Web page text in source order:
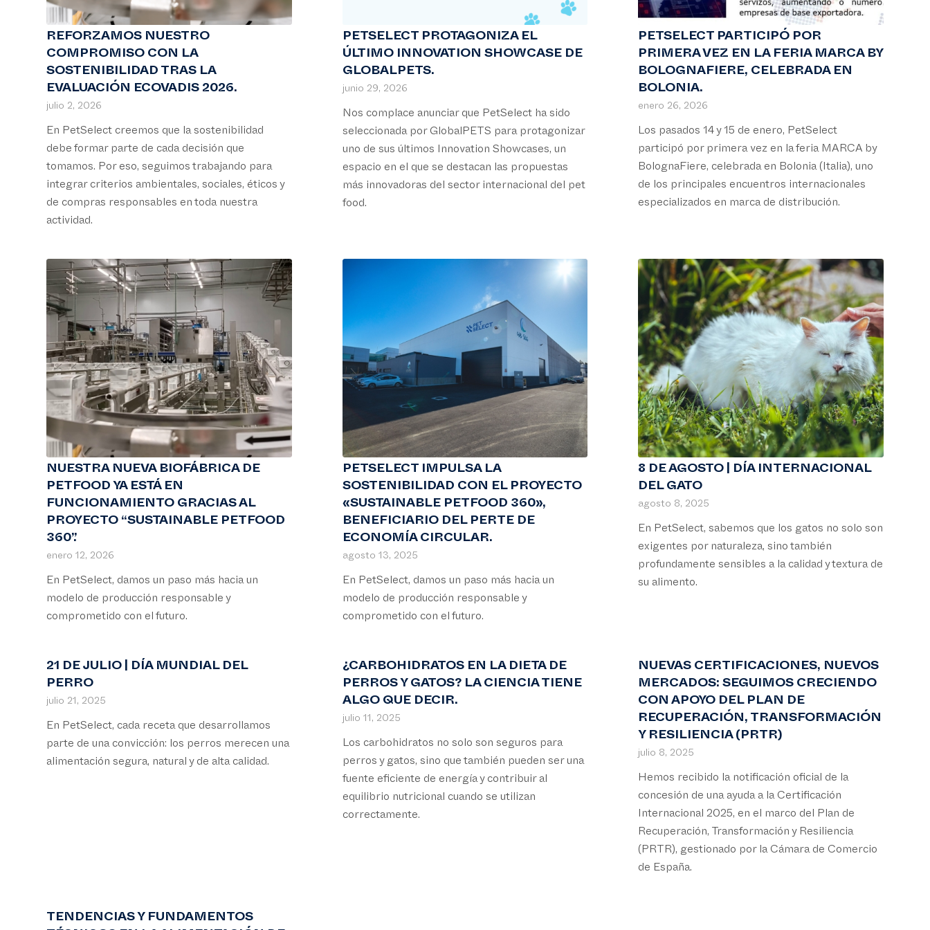
REFORZAMOS NUESTRO
COMPROMISO CON LA
SOSTENIBILIDAD TRAS LA
EVALUACIÓN ECOVADIS 2026.
julio 2, 2026
En PetSelect creemos que la sostenibilidad
debe formar parte de cada decisión que
tomamos. Por eso, seguimos trabajando para
integrar criterios ambientales, sociales, éticos y
de compras responsables en toda nuestra
actividad.
PETSELECT PROTAGONIZA EL
ÚLTIMO INNOVATION SHOWCASE DE
GLOBALPETS.
junio 29, 2026
Nos complace anunciar que PetSelect ha sido
seleccionada por GlobalPETS para protagonizar
uno de sus últimos Innovation Showcases, un
espacio en el que se destacan las propuestas
más innovadoras del sector internacional del pet
food.
PETSELECT PARTICIPÓ POR
PRIMERA VEZ EN LA FERIA MARCA BY
BOLOGNAFIERE, CELEBRADA EN
BOLONIA.
enero 26, 2026
Los pasados 14 y 15 de enero, PetSelect
participó por primera vez en la feria MARCA by
BolognaFiere, celebrada en Bolonia (Italia), uno
de los principales encuentros internacionales
especializados en marca de distribución.
NUESTRA NUEVA BIOFÁBRICA DE
PETFOOD YA ESTÁ EN
FUNCIONAMIENTO GRACIAS AL
PROYECTO “SUSTAINABLE PETFOOD
360”.
enero 12, 2026
En PetSelect, damos un paso más hacia un
modelo de producción responsable y
comprometido con el futuro.
PETSELECT IMPULSA LA
SOSTENIBILIDAD CON EL PROYECTO
«SUSTAINABLE PETFOOD 360»,
BENEFICIARIO DEL PERTE DE
ECONOMÍA CIRCULAR.
agosto 13, 2025
En PetSelect, damos un paso más hacia un
modelo de producción responsable y
comprometido con el futuro.
8 DE AGOSTO | DÍA INTERNACIONAL
DEL GATO
agosto 8, 2025
En PetSelect, sabemos que los gatos no solo son
exigentes por naturaleza, sino también
profundamente sensibles a la calidad y textura de
su alimento.
21 DE JULIO | DÍA MUNDIAL DEL
PERRO
julio 21, 2025
En PetSelect, cada receta que desarrollamos
parte de una convicción: los perros merecen una
alimentación segura, natural y de alta calidad.
¿CARBOHIDRATOS EN LA DIETA DE
PERROS Y GATOS? LA CIENCIA TIENE
ALGO QUE DECIR.
julio 11, 2025
Los carbohidratos no solo son seguros para
perros y gatos, sino que también pueden ser una
fuente eficiente de energía y contribuir al
equilibrio nutricional cuando se utilizan
correctamente.
NUEVAS CERTIFICACIONES, NUEVOS
MERCADOS: SEGUIMOS CRECIENDO
CON APOYO DEL PLAN DE
RECUPERACIÓN, TRANSFORMACIÓN
Y RESILIENCIA (PRTR)
julio 8, 2025
Hemos recibido la notificación oficial de la
concesión de una ayuda a la Certificación
Internacional 2025, en el marco del Plan de
Recuperación, Transformación y Resiliencia
(PRTR), gestionado por la Cámara de Comercio
de España.
TENDENCIAS Y FUNDAMENTOS